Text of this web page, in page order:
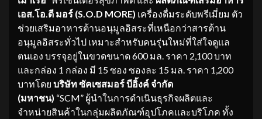
เอส .โอ.ดี มอร์ (S.O.D MORE) เครื่องดื่มระดับพรีเมี่ยม ตัว
ช่วยเสริมอาหารต้านอนุมูลอิสระที่เหนือกว่าสารต้าน
อนุมูลอิสระทั่วไป เหมาะสำหรับคนรุ่นใหม่ที่ใส่ใจดูแล
ตนเอง บรรจุอยู่ในขวดขนาด 600 มล. ราคา 2,100 บาท
และกล่อง 1 กล่อง มี 15 ซอง ซองละ 15 มล. ราคา 1,200
บาทโดย บริษัท ซัคเซสมอร์ บีอิ้งค์ จำกัด
(มหาชน) “SCM” ผู้นำในการดำเนินธุรกิจผลิตและ
จำหน่ายสินค้าในกลุ่มผลิตภัณฑ์อุปโภคและบริโภค ทั้ง